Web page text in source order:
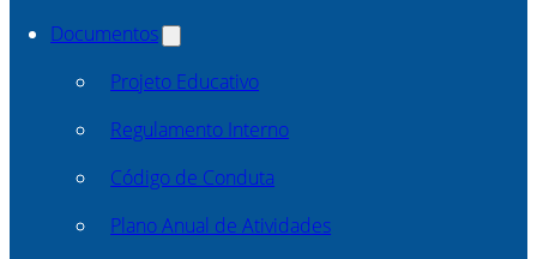
Documentos
Projeto Educativo
Regulamento Interno
Código de Conduta
Plano Anual de Atividades